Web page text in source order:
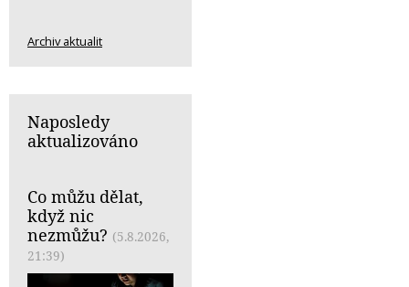
Archiv aktualit
Naposledy
aktualizováno
Co můžu dělat,
když nic
nezmůžu? (5.8.2026,
21:39)